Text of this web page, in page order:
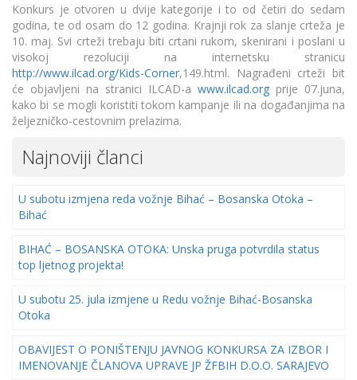
Konkurs je otvoren u dvije kategorije i to od četiri do sedam
godina, te od osam do 12 godina. Krajnji rok za slanje crteža je
10. maj. Svi crteži trebaju biti crtani rukom, skenirani i poslani u
visokoj rezoluciji na internetsku stranicu
http://www.ilcad.org/Kids-Corner,149.html. Nagrađeni crteži bit
će objavljeni na stranici ILCAD-a www.ilcad.org prije 07.juna,
kako bi se mogli koristiti tokom kampanje ili na događanjima na
željezničko-cestovnim prelazima.
Najnoviji članci
U subotu izmjena reda vožnje Bihać – Bosanska Otoka –
Bihać
BIHAĆ – BOSANSKA OTOKA: Unska pruga potvrdila status
top ljetnog projekta!
U subotu 25. jula izmjene u Redu vožnje Bihać-Bosanska
Otoka
OBAVIJEST O PONIŠTENJU JAVNOG KONKURSA ZA IZBOR I
IMENOVANJE ČLANOVA UPRAVE JP ŽFBIH D.O.O. SARAJEVO